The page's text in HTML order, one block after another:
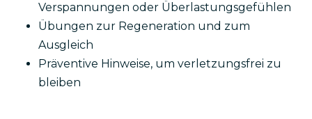
Verspannungen oder Überlastungsgefühlen
Übungen zur Regeneration und zum
Ausgleich
Präventive Hinweise, um verletzungsfrei zu
bleiben